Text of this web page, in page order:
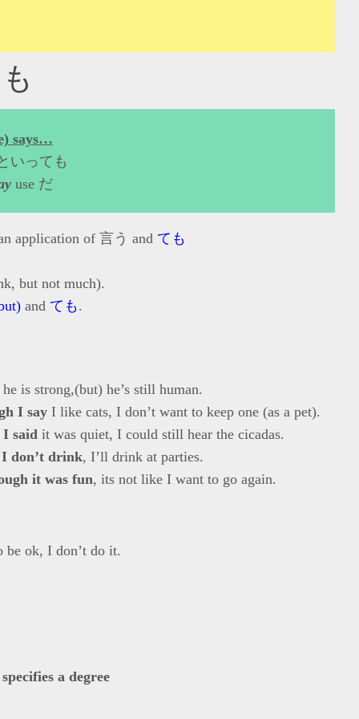
says…
いっても
use だ
application of 言う and ても
but not much).
and ても .
he is strong,(but) he’s still human.
I say I like cats, I don’t want to keep one (as a pet).
I said it was quiet, I could still hear the cicadas.
don’t drink, I’ll drink at parties.
it was fun, its not like I want to go again.
ok, I don’t do it.
a degree